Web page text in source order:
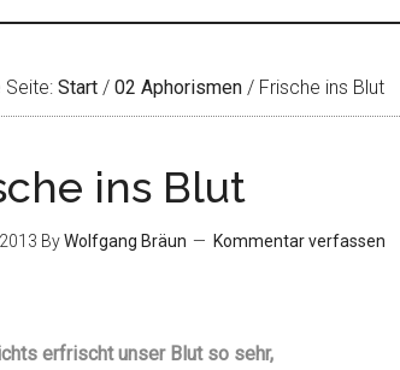
Seite: Start / 02 Aphorismen / Frische ins Blut
ins Blut
ByWolfgang Bräun Kommentar verfassen
erfrischt unser Blut so sehr,